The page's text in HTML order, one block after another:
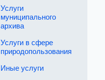
Услуги
муниципального
архива
Услуги в сфере
природопользования
Иные услуги